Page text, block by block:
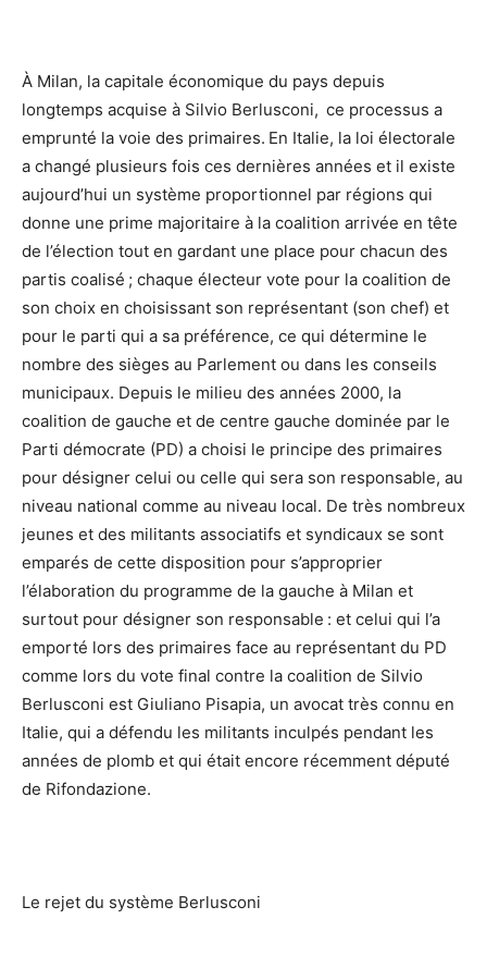
À Milan, la capitale économique du pays depuis
longtemps acquise à Silvio Berlusconi, ce processus a
emprunté la voie des primaires. En Italie, la loi électorale
a changé plusieurs fois ces dernières années et il existe
aujourd’hui un système proportionnel par régions qui
donne une prime majoritaire à la coalition arrivée en tête
de l’élection tout en gardant une place pour chacun des
partis coalisé ; chaque électeur vote pour la coalition de
son choix en choisissant son représentant (son chef) et
pour le parti qui a sa préférence, ce qui détermine le
nombre des sièges au Parlement ou dans les conseils
municipaux. Depuis le milieu des années 2000, la
coalition de gauche et de centre gauche dominée par le
Parti démocrate (PD) a choisi le principe des primaires
pour désigner celui ou celle qui sera son responsable, au
niveau national comme au niveau local. De très nombreux
jeunes et des militants associatifs et syndicaux se sont
emparés de cette disposition pour s’approprier
l’élaboration du programme de la gauche à Milan et
surtout pour désigner son responsable : et celui qui l’a
emporté lors des primaires face au représentant du PD
comme lors du vote final contre la coalition de Silvio
Berlusconi est Giuliano Pisapia, un avocat très connu en
Italie, qui a défendu les militants inculpés pendant les
années de plomb et qui était encore récemment député
de Rifondazione.
Le rejet du système Berlusconi